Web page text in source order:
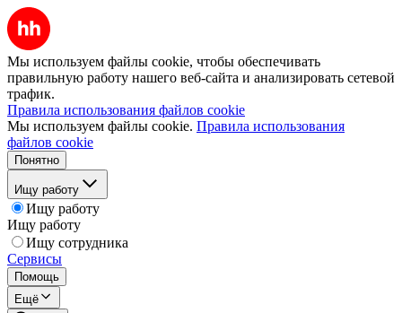
Мы используем файлы cookie, чтобы обеспечивать
правильную работу нашего веб-сайта и анализировать сетевой
трафик.
Правила использования файлов cookie
Мы используем файлы cookie. Правила использования
файлов cookie
Понятно
Ищу работу
Ищу работу
Ищу работу
Ищу сотрудника
Сервисы
Помощь
Ещё